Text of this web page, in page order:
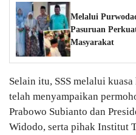
Melalui
Pasuruan
Masyarakat
Selain itu, SSS melalui
telah menyampaikan
Prabowo Subianto dan
Widodo, serta pihak Institut